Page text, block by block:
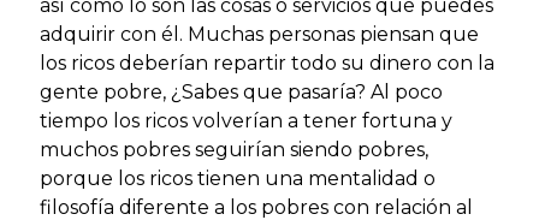
así como lo son las cosas o servicios que puedes
adquirir con él. Muchas personas piensan que
los ricos deberían repartir todo su dinero con la
gente pobre, ¿Sabes que pasaría? Al poco
tiempo los ricos volverían a tener fortuna y
muchos pobres seguirían siendo pobres,
porque los ricos tienen una mentalidad o
filosofía diferente a los pobres con relación al